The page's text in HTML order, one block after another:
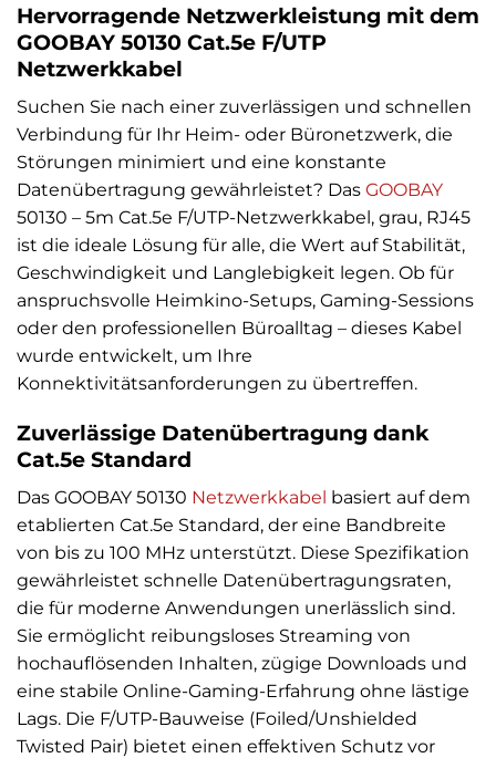
Hervorragende Netzwerkleistung mit dem
GOOBAY 50130 Cat.5e F/UTP
Netzwerkkabel
Suchen Sie nach einer zuverlässigen und schnellen
Verbindung für Ihr Heim- oder Büronetzwerk, die
Störungen minimiert und eine konstante
Datenübertragung gewährleistet? Das GOOBAY
50130 – 5m Cat.5e F/UTP-Netzwerkkabel, grau, RJ45
ist die ideale Lösung für alle, die Wert auf Stabilität,
Geschwindigkeit und Langlebigkeit legen. Ob für
anspruchsvolle Heimkino-Setups, Gaming-Sessions
oder den professionellen Büroalltag – dieses Kabel
wurde entwickelt, um Ihre
Konnektivitätsanforderungen zu übertreffen.
Zuverlässige Datenübertragung dank
Cat.5e Standard
Das GOOBAY 50130 Netzwerkkabel basiert auf dem
etablierten Cat.5e Standard, der eine Bandbreite
von bis zu 100 MHz unterstützt. Diese Spezifikation
gewährleistet schnelle Datenübertragungsraten,
die für moderne Anwendungen unerlässlich sind.
Sie ermöglicht reibungsloses Streaming von
hochauflösenden Inhalten, zügige Downloads und
eine stabile Online-Gaming-Erfahrung ohne lästige
Lags. Die F/UTP-Bauweise (Foiled/Unshielded
Twisted Pair) bietet einen effektiven Schutz vor